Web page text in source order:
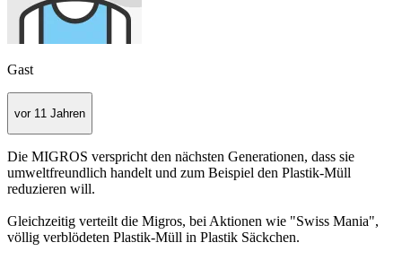
Gast
vor 11 Jahren
Die MIGROS verspricht den nächsten Generationen, dass sie
umweltfreundlich handelt und zum Beispiel den Plastik-Müll
reduzieren will.
Gleichzeitig verteilt die Migros, bei Aktionen wie "Swiss Mania",
völlig verblödeten Plastik-Müll in Plastik Säckchen.